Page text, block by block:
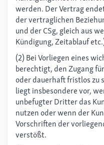
werden. Der Vertrag
der vertraglichen
und der CSg, gleich aus
Kündigung, Zeitablauf
(2) Bei Vorliegen eines
berechtigt, den Zugang
oder dauerhaft fristlos zu
liegt insbesondere vor,
unbefugter Dritter das
nutzen oder wenn der
Vorschriften der
verstößt.